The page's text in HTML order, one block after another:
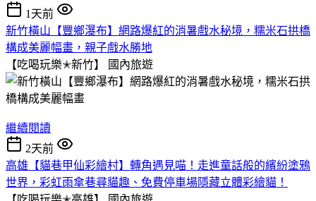
1天前
新竹橫山【豐鄉瀑布】網路爆紅的消暑戲水秘境，糯米石拱橋
構成美麗幅畫，親子戲水勝地
【吃喝玩樂✭新竹】
國內旅遊
繼續閱讀
2天前
高雄【貓巷甲仙彩繪村】轉角遇見喵！走進童話般的繽紛塗鴉
世界，彩虹雨傘巷尋貓趣、免費停車場隱藏立體彩繪貓！